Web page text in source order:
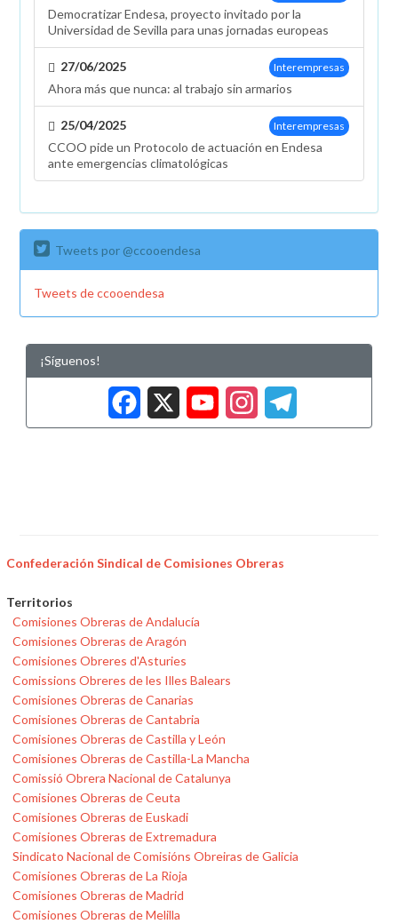
Democratizar Endesa, proyecto invitado por la
Universidad de Sevilla para unas jornadas europeas
Interempresas
27/06/2025
Ahora más que nunca: al trabajo sin armarios
Interempresas
25/04/2025
CCOO pide un Protocolo de actuación en Endesa
ante emergencias climatológicas
Tweets por @ccooendesa
Tweets de ccooendesa
¡Síguenos!
Facebook
X
Confederación Sindical de Comisiones Obreras
Territorios
Comisiones Obreras de Andalucía
Comisiones Obreras de Aragón
Comisiones Obreres d'Asturies
Comissions Obreres de les Illes Balears
Comisiones Obreras de Canarias
Comisiones Obreras de Cantabria
Comisiones Obreras de Castilla y León
Comisiones Obreras de Castilla-La Mancha
Comissió Obrera Nacional de Catalunya
Comisiones Obreras de Ceuta
Comisiones Obreras de Euskadi
Comisiones Obreras de Extremadura
Sindicato Nacional de Comisións Obreiras de Galicia
Comisiones Obreras de La Rioja
Comisiones Obreras de Madrid
Comisiones Obreras de Melilla